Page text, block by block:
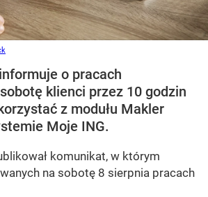
o pracach
klienci przez 10 godzin
z modułu Makler
Moje ING.
komunikat, w którym
na sobotę 8 sierpnia pracach